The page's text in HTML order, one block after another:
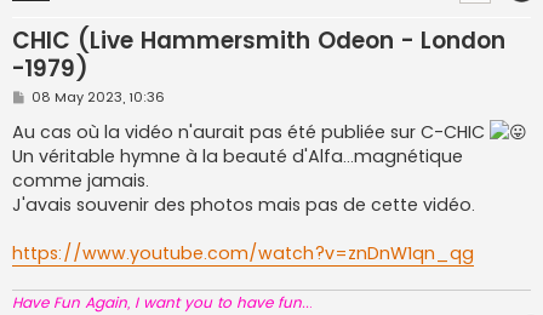
CHIC (Live Hammersmith Odeon - London
-1979)
P
s
t
08 May 2023, 10:36
Au cas où la vidéo n'aurait pas été publiée sur C-CHIC
Un véritable hymne à la beauté d'Alfa...magnétique
comme jamais.
J'avais souvenir des photos mais pas de cette vidéo.
https://www.youtube.com/watch?v=znDnW1qn_qg
Have Fun Again, I want you to have fun...